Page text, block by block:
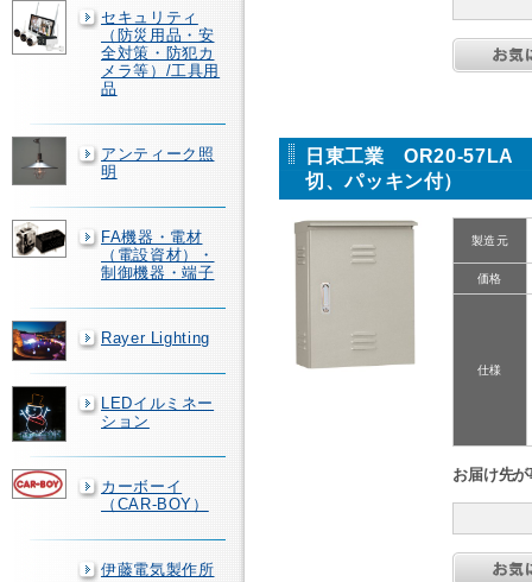
セキュリティ
（防災用品・安
全対策・防犯カ
メラ等）/工具用
品
アンティーク照
明
FA機器・電材
（電設資材）・
制御機器・端子
Rayer Lighting
LEDイルミネー
ション
カーボーイ
（CAR-BOY）
伊藤電気製作所
日東工業 OR20-57LA
切、パッキン付）
製造元
価格
仕様
お届け先